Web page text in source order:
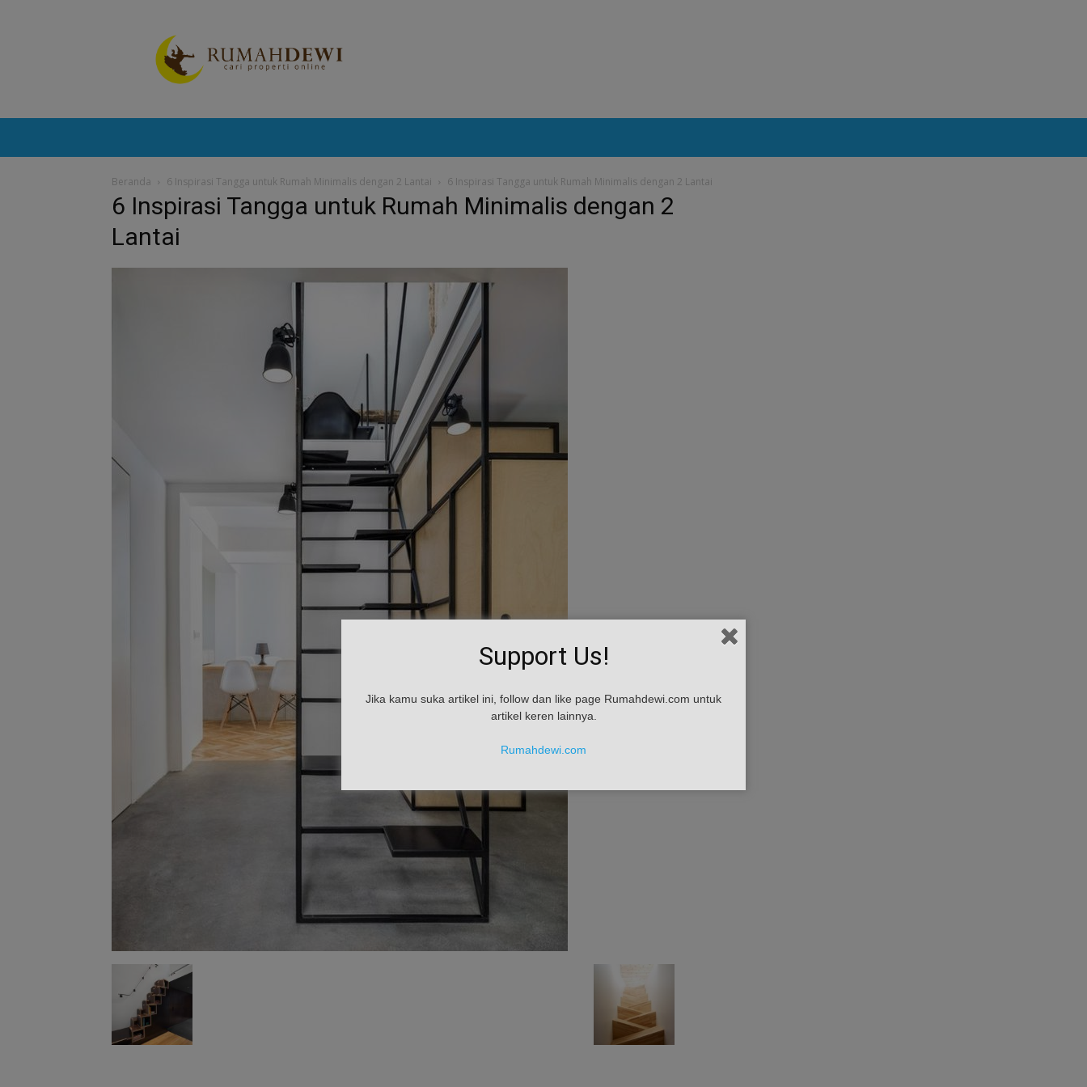
Berita
Properti
Terkini
Beranda 6 Inspirasi Tangga untuk Rumah Minimalis dengan 2 Lantai 6 Inspirasi Tangga untuk Rumah Minimalis dengan 2 Lantai
6 Inspirasi Tangga untuk Rumah Minimalis dengan 2
Lantai
Support Us!
Jika kamu suka artikel ini, follow dan like page Rumahdewi.com untuk
artikel keren lainnya.
Rumahdewi.com